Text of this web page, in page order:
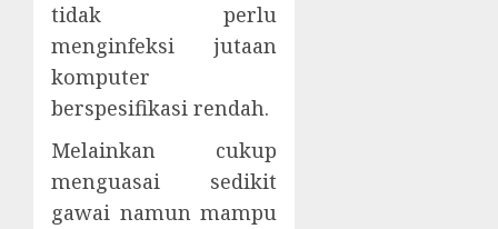
tidak perlu
menginfeksi jutaan
komputer
berspesifikasi rendah.
Melainkan cukup
menguasai sedikit
gawai namun mampu